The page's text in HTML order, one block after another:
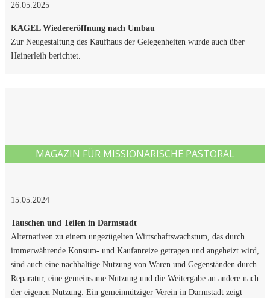
26.05.2025
KAGEL Wiedereröffnung nach Umbau
Zur Neugestaltung des Kaufhaus der Gelegenheiten wurde auch über
Heinerleih berichtet.
MAGAZIN FÜR MISSIONARISCHE PASTORAL
15.05.2024
Tauschen und Teilen in Darmstadt
Alternativen zu einem ungezügelten Wirtschaftswachstum, das durch
immerwährende Konsum- und Kaufanreize getragen und angeheizt wird,
sind auch eine nachhaltige Nutzung von Waren und Gegenständen durch
Reparatur, eine gemeinsame Nutzung und die Weitergabe an andere nach
der eigenen Nutzung. Ein gemeinnütziger Verein in Darmstadt zeigt